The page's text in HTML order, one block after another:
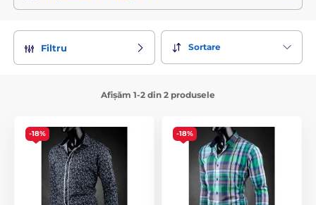
Filtru Sortare
Afișăm 1-2 din 2 produsele
-18% -18%